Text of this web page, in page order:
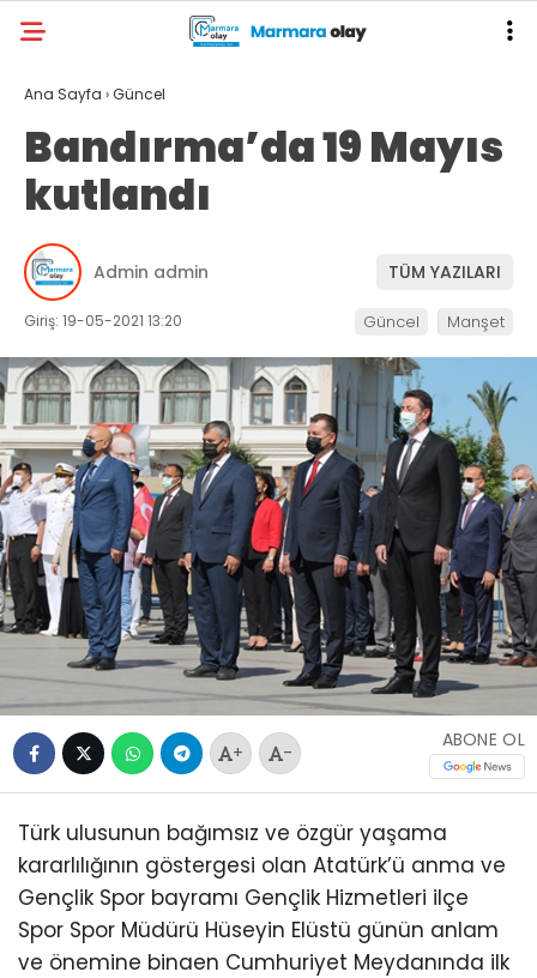
Ana Sayfa ›Güncel
Bandırma’da 19 Mayıs
kutlandı
Admin admin TÜM YAZILARI
Giriş: 19-05-2021 13:20 Güncel Manşet
+ -
ABONE OL
Türk ulusunun bağımsız ve özgür yaşama
kararlılığının göstergesi olan Atatürk’ü anma ve
Gençlik Spor bayramı Gençlik Hizmetleri ilçe
Spor Spor Müdürü Hüseyin Elüstü günün anlam
ve önemine binaen Cumhuriyet Meydanında ilk